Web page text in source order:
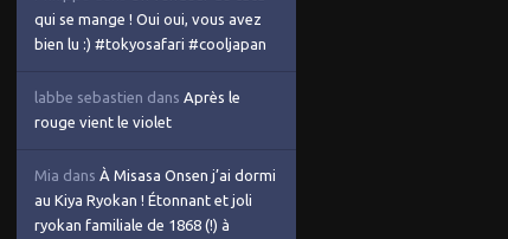
qui se mange ! Oui oui, vous avez
bien lu :) #tokyosafari #cooljapan
labbe sebastien dans Après le
rouge vient le violet
Mia dans À Misasa Onsen j’ai dormi
au Kiya Ryokan ! Étonnant et joli
ryokan familiale de 1868 (!) à